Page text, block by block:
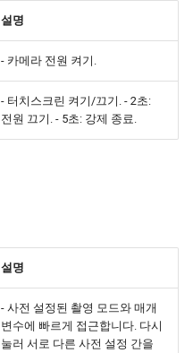
설명
- 카메라 전원 켜기.
- 터치스크린 켜기/끄기. - 2초:
전원 끄기. - 5초: 강제 종료.
설명
- 사전 설정된 촬영 모드와 매개
변수에 빠르게 접근합니다. 다시
눌러 서로 다른 사전 설정 간을